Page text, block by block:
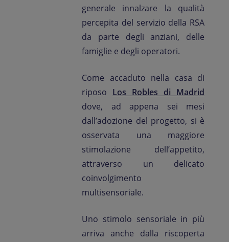
generale innalzare la qualità
percepita del servizio della RSA
da parte degli anziani, delle
famiglie e degli operatori.
Come accaduto nella casa di
riposo Los Robles di Madrid
dove, ad appena sei mesi
dall’adozione del progetto, si è
osservata una maggiore
stimolazione dell’appetito,
attraverso un delicato
coinvolgimento
multisensoriale.
Uno stimolo sensoriale in più
arriva anche dalla riscoperta